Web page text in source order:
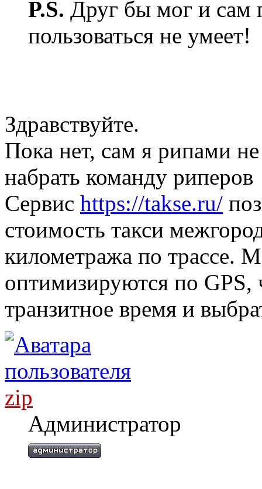
P.S. Друг бы мог и сам
пользоваться не умеет!
Здравствуйте.
Пока нет, сам я рипами
набрать команду риперов
Сервис https://takse.ru/
стоимость такси
километража по трассе.
оптимизируются по GPS,
транзитное время и
zip
Администратор